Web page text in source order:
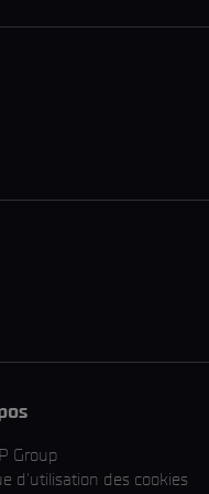
Group
d'utilisation des cookies